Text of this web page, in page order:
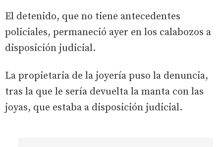
El detenido, que no tiene antecedentes
policiales, permaneció ayer en los calabozos a
disposición judicial.
La propietaria de la joyería puso la denuncia,
tras la que le sería devuelta la manta con las
joyas, que estaba a disposición judicial.